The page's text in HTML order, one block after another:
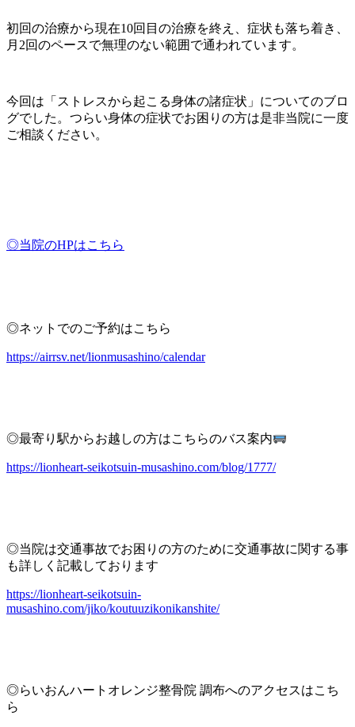
初回の治療から現在10回目の治療を終え、症状も落ち着き、
月2回のペースで無理のない範囲で通われています。
今回は「ストレスから起こる身体の諸症状」についてのブロ
グでした。つらい身体の症状でお困りの方は是非当院に一度
ご相談ください。
◎当院のHPはこちら
◎ネットでのご予約はこちら
https://airrsv.net/lionmusashino/calendar
◎最寄り駅からお越しの方はこちらのバス案内
https://lionheart-seikotsuin-musashino.com/blog/1777/
◎当院は交通事故でお困りの方のために交通事故に関する事
も詳しく記載しております
https://lionheart-seikotsuin-
musashino.com/jiko/koutuuzikonikanshite/
◎らいおんハートオレンジ整骨院 調布へのアクセスはこち
ら